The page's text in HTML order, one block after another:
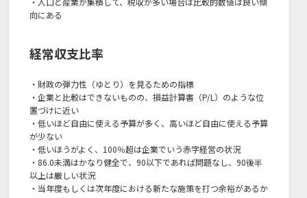
向にある
経常収支比率
・財政の弾力性（ゆとり）を見るための指標
・企業と比較はできないものの、損益計算書（P/L）のような位
置づけに近い
・低いほど自由に使える予算が多く、高いほど自由に使える予算
が少ない
・低いほうがよく、100％超は企業でいう赤字経営の状況
・86.0未満はかなり健全で、90以下であれば問題なし、90後半
以上は厳しい状況
・当年度もしくは次年度における新たな施策を打つ余裕があるか